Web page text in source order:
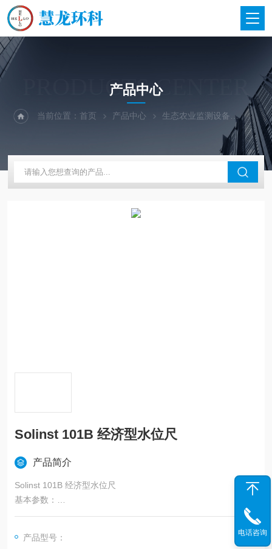
PRODUCTS CENTER
产品中心
当前位置：首页 产品中心 生态农业监测设备 地下
Solinst 101B 经济型水位尺
产品简介
Solinst 101B 经济型水位尺
基本参数：
测量深度：30，60，100米三种长度
测量探头：不锈钢探头
产品型号：
电话咨询